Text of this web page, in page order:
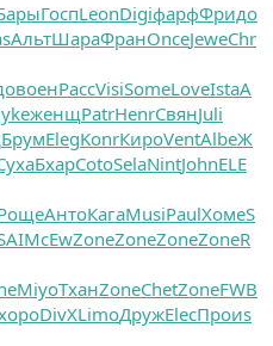
ГоспLeonDigiфарфФридо
АльтШараФранOnceJeweChr
военРассVisiSomeLoveIstaА
женщPatrHenrСвянJuli
БрумElegKonrКироVentAlbeЖ
БхарCotoSelaNintJohnELE
АнтоКагаMusiPaulХомеS
McEwZoneZoneZoneZoneR
MiyoТханZoneChetZoneFWB
DivXLimoДружElecПроиs